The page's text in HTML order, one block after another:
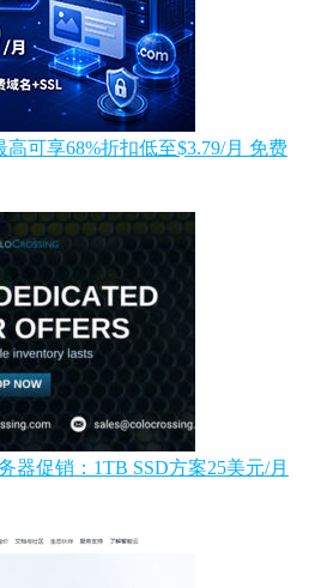
高可享68%折扣低至$3.79/月 免费
器促销：1TB SSD方案25美元/月